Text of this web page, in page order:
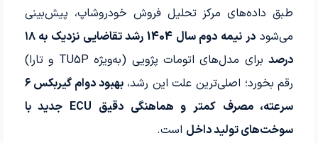
طبق داده‌های مرکز تحلیل فروش خودروشاپ، پیش‌بینی
می‌شود
در نیمه دوم سال 1404 رشد تقاضایی نزدیک به ۱۸
درصد
برای مدل‌های اتومات پژویی (به‌ویژه TU5P و تارا)
رقم بخورد؛ اصلی‌ترین علت این رشد،
بهبود دوام گیربکس ۶
سرعته، مصرف کمتر و هماهنگی دقیق ECU جدید با
سوخت‌های تولید داخل است.